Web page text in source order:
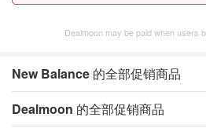
Dealmoon may be paid when users
New Balance 的全部促销商品
Dealmoon 的全部促销商品